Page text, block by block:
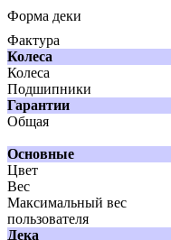
Форма деки
Фактура
Колеса
Колеса
Подшипники
Гарантии
Общая
Основные
Цвет
Вес
Максимальный вес
пользователя
Дека